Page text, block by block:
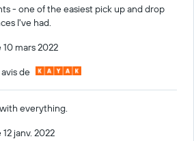
- one of the easiest pick up and drop
I've had.
10 mars 2022
avis de
everything.
janv. 2022